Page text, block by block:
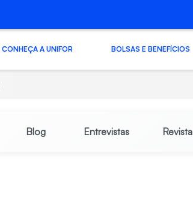
CONHEÇA A UNIFOR BOLSAS E BENEFÍCIOS
Blog Entrevistas Revista